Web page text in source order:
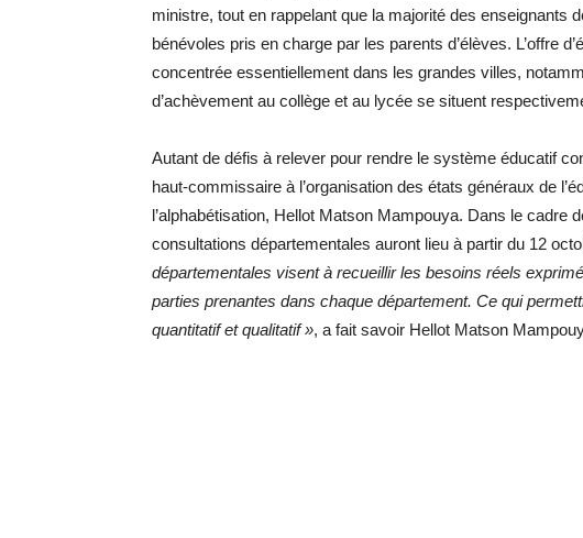
ministre, tout en rappelant que la majorité des enseignants
bénévoles pris en charge par les parents d’élèves. L’offre
concentrée essentiellement dans les grandes villes,
d’achèvement au collège et au lycée se situent
Autant de défis à relever pour rendre le système éducatif
haut-commissaire à l’organisation des états généraux de
l’alphabétisation, Hellot Matson Mampouya. Dans le cadre
consultations départementales auront lieu à partir du 12
départementales visent à recueillir les besoins réels
parties prenantes dans chaque département. Ce qui
quantitatif et qualitatif », a fait savoir Hellot Matson